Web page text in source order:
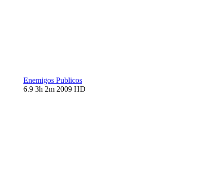
Enemigos Publicos
6.9 3h 2m 2009 HD